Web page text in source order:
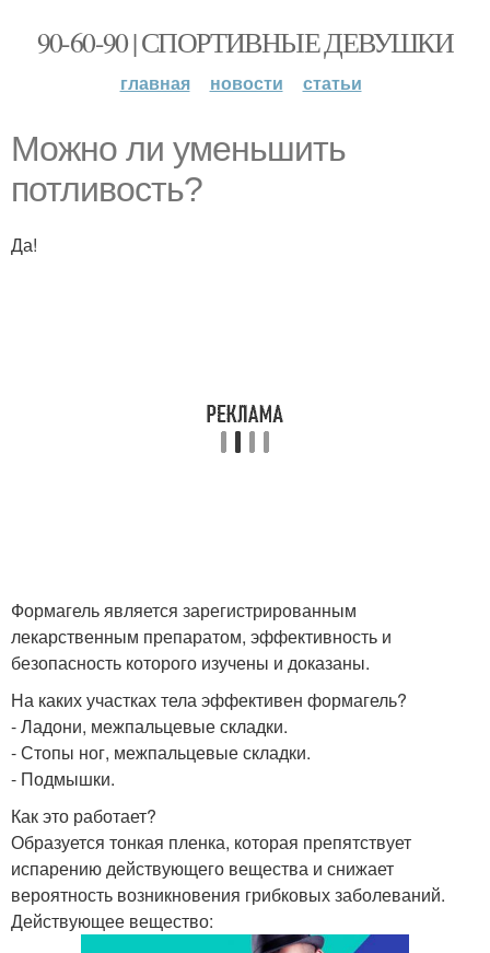
90-60-90 | СПОРТИВНЫЕ ДЕВУШКИ
главная новости статьи
Можно ли уменьшить
потливость?
Да!
Формагель является зарегистрированным
лекарственным препаратом, эффективность и
безопасность которого изучены и доказаны.
На каких участках тела эффективен формагель?
- Ладони, межпальцевые складки.
- Стопы ног, межпальцевые складки.
- Подмышки.
Как это работает?
Образуется тонкая пленка, которая препятствует
испарению действующего вещества и снижает
вероятность возникновения грибковых заболеваний.
Действующее вещество: